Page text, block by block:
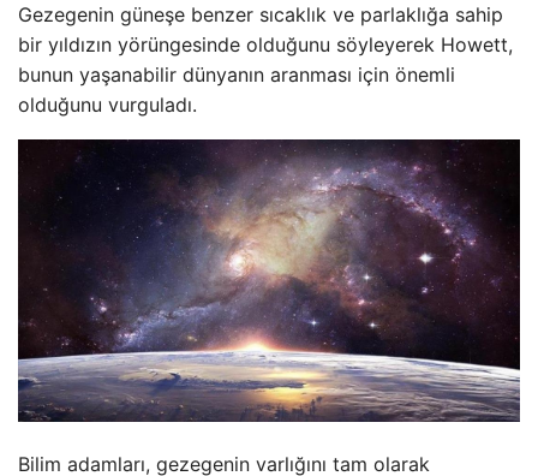
Gezegenin güneşe benzer sıcaklık ve parlaklığa sahip
bir yıldızın yörüngesinde olduğunu söyleyerek Howett,
bunun yaşanabilir dünyanın aranması için önemli
olduğunu vurguladı.
Bilim adamları, gezegenin varlığını tam olarak